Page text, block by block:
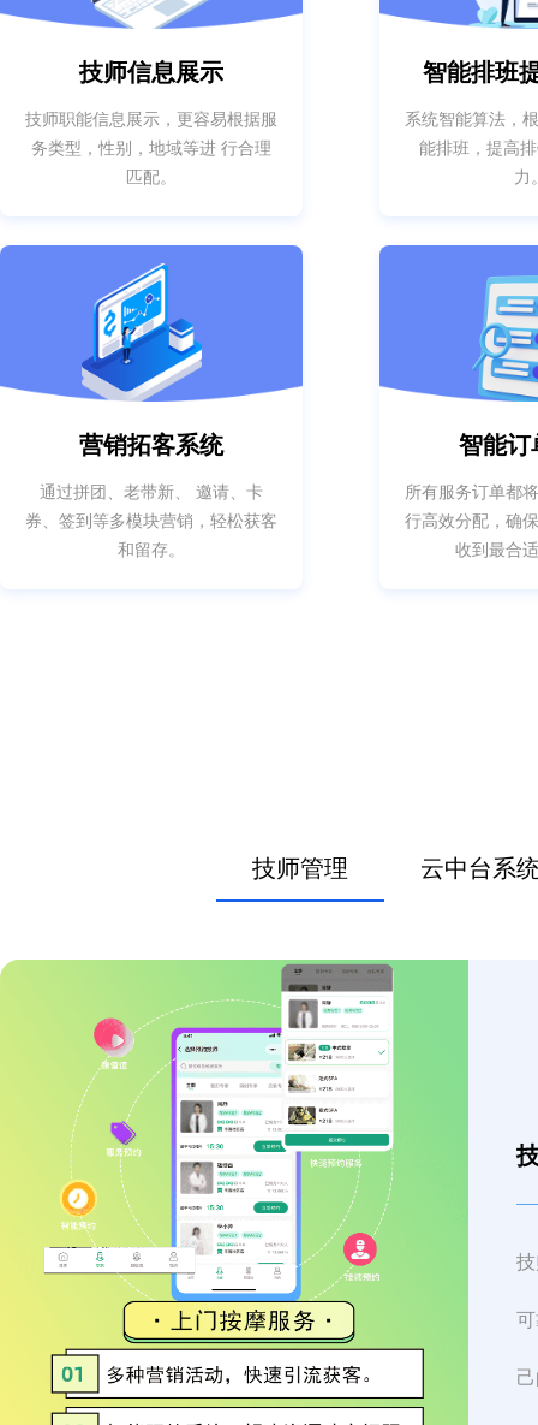
技师信息展示
技师职能信息展示，更容易根据服
务类型，性别，地域等进 行合理
匹配。
智能排班
系统智能算法，
能排班，提高
力
营销拓客系统
通过拼团、老带新、 邀请、卡
券、签到等多模块营销，轻松获客
和留存。
智能订
所有服务订单都
行高效分配，确
收到最合
技师管理 云中台系